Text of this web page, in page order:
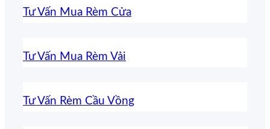
Tư Vấn Mua Rèm Cửa
Tư Vấn Mua Rèm Vải
Tư Vấn Rèm Cầu Vồng